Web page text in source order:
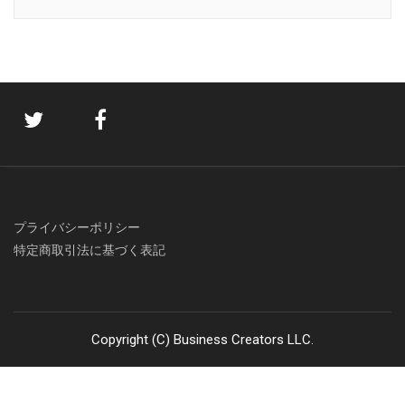
プライバシーポリシー
特定商取引法に基づく表記
Copyright (C) Business Creators LLC.